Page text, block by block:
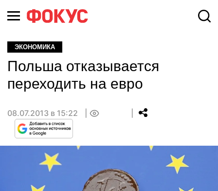
ЭКОНОМИКА
Польша отказывается
переходить на евро
08.07.2013 в 15:22